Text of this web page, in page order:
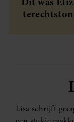
Lisa schrijft